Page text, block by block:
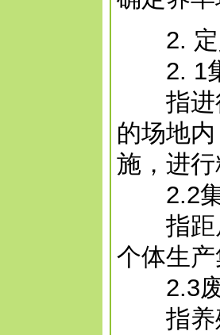
2. 定
2. 1集
指进行
的场地
施，进
2.2集
指距居
个体生
2.3
指养殖